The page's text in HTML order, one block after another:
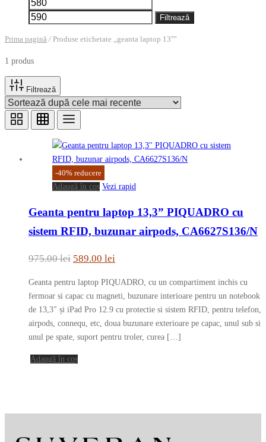
Preț
minim
maxim
Filtrează
Prima pagină /Produse etichetate „geanta laptop 13''”
1 produs
Filtrează
-40% reducere
Adaugă în coș Vezi rapid
Geanta pentru laptop 13,3” PIQUADRO cu
sistem RFID, buzunar airpods, CA6627S136/N
975.00lei Prețul
fost:
975.00 lei.
589.00 lei
este:
589.00 lei.
Geanta pentru laptop PIQUADRO, cu un compartiment inchis cu
fermoar si capac cu magneti, buzunare interioare pentru un notebook
de 13,3″ și iPad Pro 12.9 cu protectie si sistem RFID, pentru telefon,
airpods, connequ, etc, doua buzunare exterioare pe capac, unul sub si
unul pe spate, suport pentru troler, curea […]
Adaugă în coș